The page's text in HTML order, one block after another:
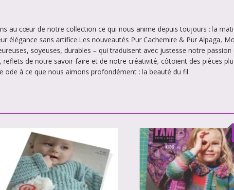
au cœur de notre collection ce qui nous anime depuis toujours : la
élégance sans artifice.Les nouveautés Pur Cachemire & Pur Alpaga,
soyeuses, durables – qui traduisent avec justesse notre
de notre savoir-faire et de notre créativité, côtoient des pièces
ode à ce que nous aimons profondément : la beauté du fil.